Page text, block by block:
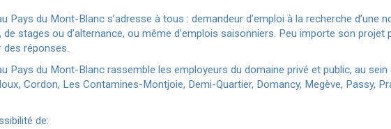
Pays du Mont-Blanc s’adresse à tous : demandeur d’emploi à la recherche d’une
stages ou d’alternance, ou même d’emplois saisonniers. Peu importe son
réponses.
Pays du Mont-Blanc rassemble les employeurs du domaine privé et public, au
Cordon, Les Contamines-Montjoie, Demi-Quartier, Domancy, Megève, Passy,
de: